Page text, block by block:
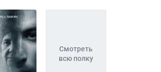
Смотреть
всю полку